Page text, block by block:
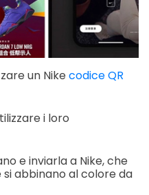
un Nike codice QR
i loro
e inviarla a Nike, che
abbinano al colore da